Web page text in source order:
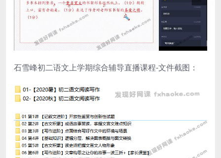
石雪峰初二语文上学期综合辅导直播课程-文件截图：